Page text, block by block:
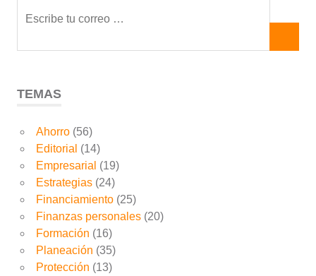
TEMAS
Ahorro(56)
Editorial (14)
Empresarial (19)
Estrategias(24)
Financiamiento(25)
Finanzas personales(20)
Formación (16)
Planeación (35)
Protección (13)